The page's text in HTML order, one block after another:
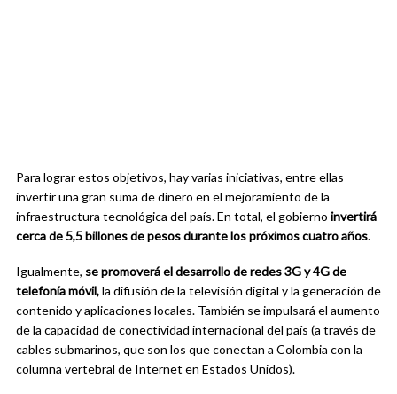
Para lograr estos objetivos, hay varias iniciativas, entre ellas
invertir una gran suma de dinero en el mejoramiento de la
infraestructura tecnológica del país. En total, el gobierno invertirá
cerca de 5,5 billones de pesos durante los próximos cuatro años.
Igualmente, se promoverá el desarrollo de redes 3G y 4G de
telefonía móvil,la difusión de la televisión digital y la generación de
contenido y aplicaciones locales. También se impulsará el aumento
de la capacidad de conectividad internacional del país (a través de
cables submarinos, que son los que conectan a Colombia con la
columna vertebral de Internet en Estados Unidos).